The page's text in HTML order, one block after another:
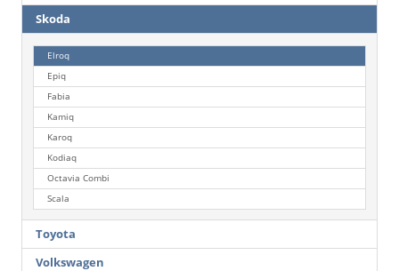
Skoda
Elroq
Epiq
Fabia
Kamiq
Karoq
Kodiaq
Octavia Combi
Scala
Toyota
Volkswagen